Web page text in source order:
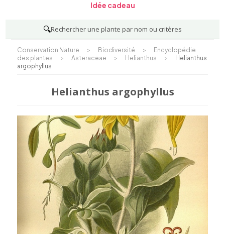
Idée cadeau
🔍Rechercher une plante par nom ou critères
Conservation Nature > Biodiversité >
Encyclopédie
des plantes
> Asteraceae > Helianthus >
Helianthus
argophyllus
Helianthus argophyllus